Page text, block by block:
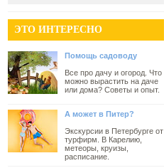
ЭТО ИНТЕРЕСНО
Помощь садоводу
Все про дачу и огород. Что
можно вырастить на даче
или дома? Советы и опыт.
А может в Питер?
Экскурсии в Петербурге от
турфирм. В Карелию,
метеоры, круизы,
расписание.